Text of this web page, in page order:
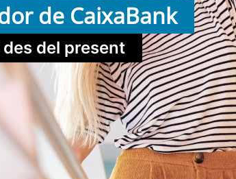
de CaixaBank
del present